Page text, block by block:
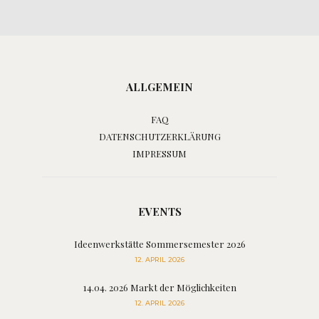
ALLGEMEIN
FAQ
DATENSCHUTZERKLÄRUNG
IMPRESSUM
EVENTS
Ideenwerkstätte Sommersemester 2026
12. APRIL 2026
14.04. 2026 Markt der Möglichkeiten
12. APRIL 2026